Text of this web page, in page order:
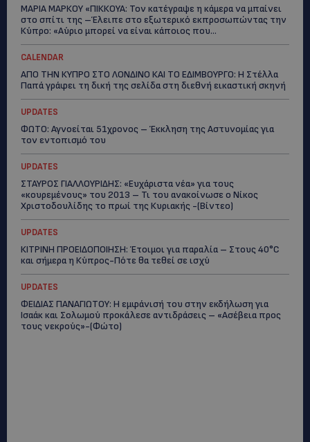
ΜΑΡΙΑ ΜΑΡΚΟΥ «ΠΙΚΚΟΥΑ: Τον κατέγραψε η κάμερα να μπαίνει
στο σπίτι της –Έλειπε στο εξωτερικό εκπροσωπώντας την
Κύπρο: «Αύριο μπορεί να είναι κάποιος που...
CALENDAR
ΑΠΟ ΤΗΝ ΚΥΠΡΟ ΣΤΟ ΛΟΝΔΙΝΟ ΚΑΙ ΤΟ ΕΔΙΜΒΟΥΡΓΟ: Η Στέλλα
Παπά γράφει τη δική της σελίδα στη διεθνή εικαστική σκηνή
UPDATES
ΦΩΤΟ: Αγνοείται 51χρονος – Έκκληση της Αστυνομίας για
τον εντοπισμό του
UPDATES
ΣΤΑΥΡΟΣ ΓΙΑΛΛΟΥΡΙΔΗΣ: «Ευχάριστα νέα» για τους
«κουρεμένους» του 2013 – Τι του ανακοίνωσε ο Νίκος
Χριστοδουλίδης το πρωί της Κυριακής -(Βίντεο)
UPDATES
ΚΙΤΡΙΝΗ ΠΡΟΕΙΔΟΠΟΙΗΣΗ: Έτοιμοι για παραλία – Στους 40°C
και σήμερα η Κύπρος-Πότε θα τεθεί σε ισχύ
UPDATES
ΦΕΙΔΙΑΣ ΠΑΝΑΓΙΩΤΟΥ: Η εμφάνισή του στην εκδήλωση για
Ισαάκ και Σολωμού προκάλεσε αντιδράσεις – «Ασέβεια προς
τους νεκρούς»-(Φώτο)